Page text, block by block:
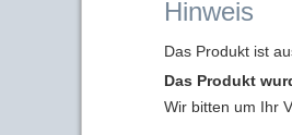
Hinweis
Das Produkt ist
Das Produkt
Wir bitten um Ihr